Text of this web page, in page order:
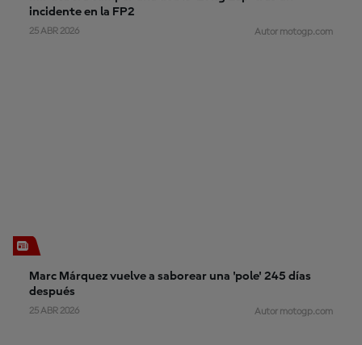
incidente en la FP2
25 ABR 2026 Autor motogp.com
Marc Márquez vuelve a saborear una 'pole' 245 días
después
25 ABR 2026 Autor motogp.com